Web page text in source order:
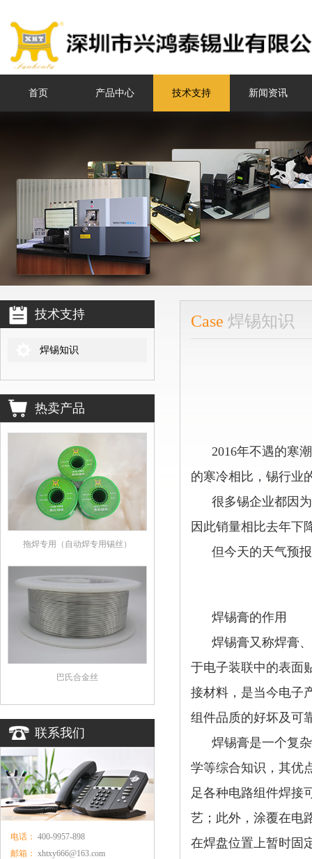
首页 产品中心 技术支持 新闻资讯
技术支持
焊锡知识
热卖产品
拖焊专用（自动焊专用锡丝）
巴氏合金丝
联系我们
电话： 400-9957-898
邮箱： xhtxy666@163.com
Case 焊锡知识
2016年不遇的寒
的寒冷相比，锡行业
很多锡企业都因为
因此销量相比去年下
但今天的天气预报
焊锡膏的作用
焊锡膏又称焊膏
于电子装联中的表面
接材料，是当今电子
组件品质的好坏及可
焊锡膏是一个复杂
学等综合知识，其优
足各种电路组件焊接
艺；此外，涂覆在电
在焊盘位置上暂时固